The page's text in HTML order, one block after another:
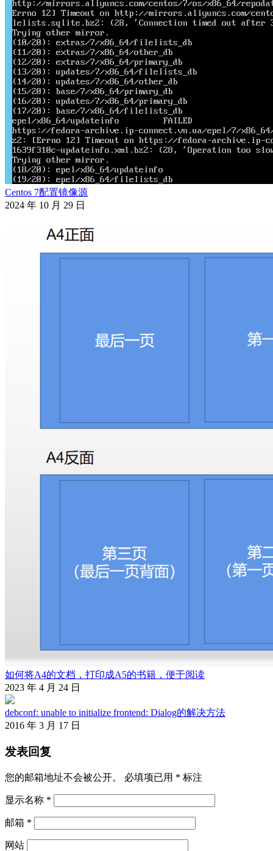
Centos 7配置镜像源
2024 年 10 月 29 日
如何将A4的文档，打印成A5的书籍，便于阅读
2023 年 4 月 24 日
debconf: unable to initialize frontend: Dialog的解决方法
2016 年 3 月 17 日
发表回复
您的邮箱地址不会被公开。 必填项已用 * 标注
显示名称 *
邮箱 *
网站